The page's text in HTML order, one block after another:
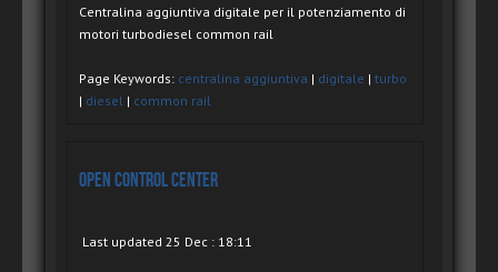
Centralina aggiuntiva digitale per il potenziamento di
motori turbodiesel common rail
Page Keywords: centralina aggiuntiva | digitale | turbo
| diesel | common rail
Open Control Center
Last updated 25 Dec : 18:11